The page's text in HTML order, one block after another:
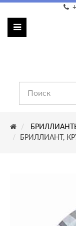
БРИЛЛИАНТ,